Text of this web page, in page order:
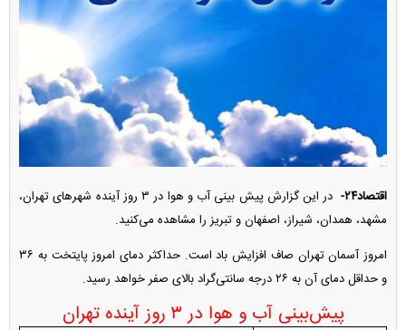
اقتصاد۲۴-
در این گزارش پیش بینی آب و هوا در ۳ روز آینده شهر‌های تهران،
مشهد، همدان، شیراز، اصفهان و تبریز را مشاهده می‌کنید.
امروز آسمان تهران صاف افزایش باد است. حداکثر دمای امروز پایتخت به ۳۶
و حداقل دمای آن به ۲۶ درجه سانتی‌گراد بالای صفر خواهد رسید.
پیش‌بینی آب و هوا در ۳ روز آینده تهران